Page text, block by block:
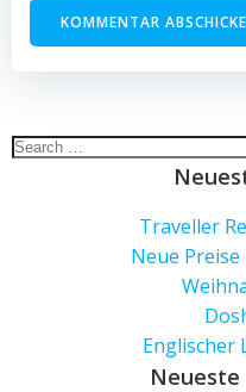
Search
Traveller
Neue
Englischer